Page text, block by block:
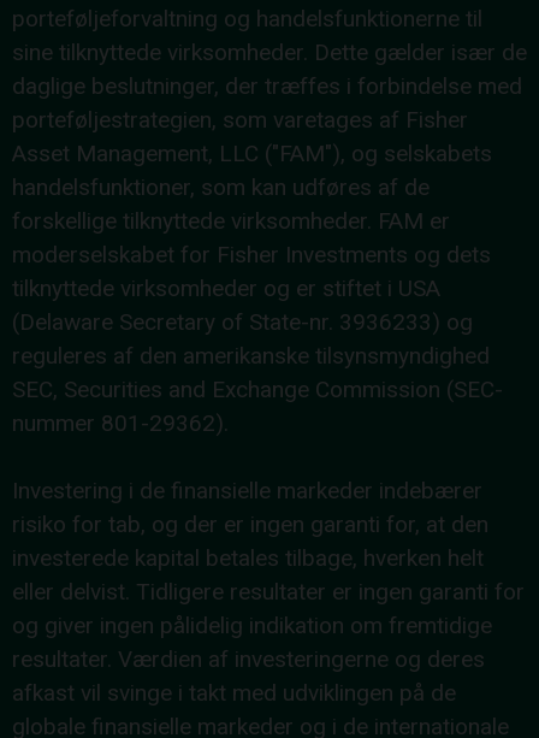
porteføljeforvaltning og handelsfunktionerne til
sine tilknyttede virksomheder. Dette gælder især de
daglige beslutninger, der træffes i forbindelse med
porteføljestrategien, som varetages af Fisher
Asset Management, LLC ("FAM"), og selskabets
handelsfunktioner, som kan udføres af de
forskellige tilknyttede virksomheder. FAM er
moderselskabet for Fisher Investments og dets
tilknyttede virksomheder og er stiftet i USA
(Delaware Secretary of State-nr. 3936233) og
reguleres af den amerikanske tilsynsmyndighed
SEC, Securities and Exchange Commission (SEC-
nummer 801-29362).
Investering i de finansielle markeder indebærer
risiko for tab, og der er ingen garanti for, at den
investerede kapital betales tilbage, hverken helt
eller delvist. Tidligere resultater er ingen garanti for
og giver ingen pålidelig indikation om fremtidige
resultater. Værdien af investeringerne og deres
afkast vil svinge i takt med udviklingen på de
globale finansielle markeder og i de internationale